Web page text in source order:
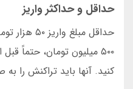
حداقل و حداکثر واریز
حداقل مبلغ
۵۰۰ میلیون تومان، حتماً
کنید. آنها باید تراکنش را